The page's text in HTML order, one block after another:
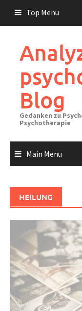
content
Top Menu
Blog
Gedanken zu
Psychotherapie
Main Menu
HEILUNG